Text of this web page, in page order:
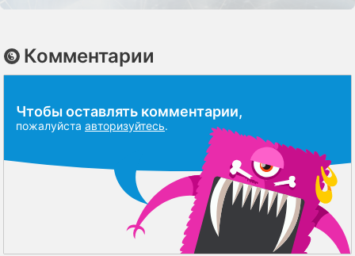
Комментарии
Чтобы оставлять комментарии,
пожалуйста авторизуйтесь.